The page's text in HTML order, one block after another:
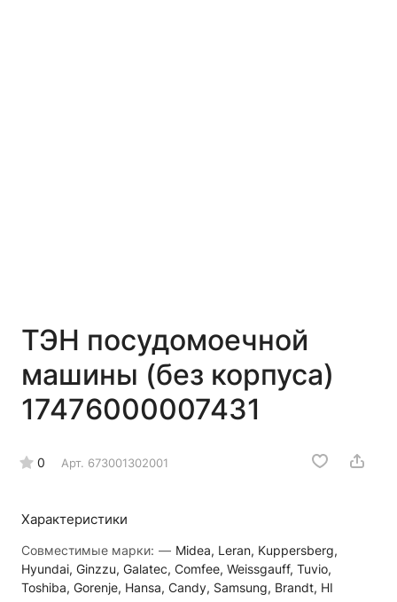
ТЭН посудомоечной
машины (без корпуса)
17476000007431
0 Арт. 673001302001
Характеристики
Совместимые марки: — Midea, Leran, Kuppersberg,
Hyundai, Ginzzu, Galatec, Comfee, Weissgauff, Tuvio,
Toshiba, Gorenje, Hansa, Candy, Samsung, Brandt, HI